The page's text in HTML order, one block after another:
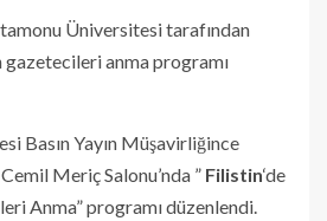
Üniversitesi tarafından
gazetecileri anma programı
Basın Yayın Müşavirliğince
Meriç Salonu’nda ” Filistin‘de
Anma” programı düzenlendi.